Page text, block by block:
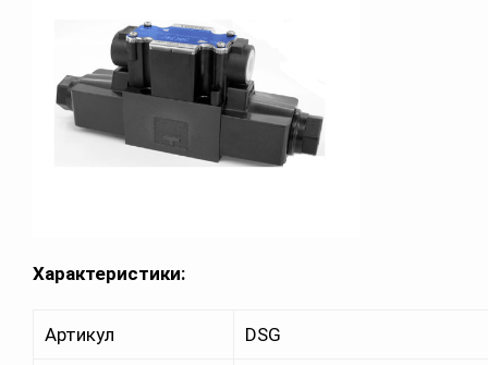
Характеристики:
Артикул DSG